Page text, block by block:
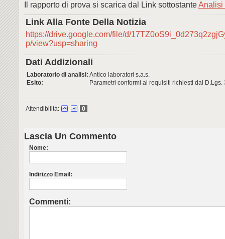
Il rapporto di prova si scarica dal Link sottostanteAnalisi
Link Alla Fonte Della Notizia
https://drive.google.com/file/d/
p/view?usp=sharing
Dati Addizionali
Laboratorio di analisi: Antico laboratori s.a.s.
Esito:
Parametri conformi ai requisiti richiesti dal D.Lgs.
Attendibilità: 0
Lascia Un Commento
Nome:
Indirizzo Email:
Commenti: